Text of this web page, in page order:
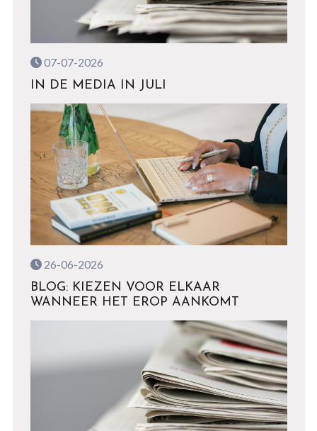
07-07-2026
IN DE MEDIA IN JULI
26-06-2026
BLOG: KIEZEN VOOR ELKAAR
WANNEER HET EROP AANKOMT